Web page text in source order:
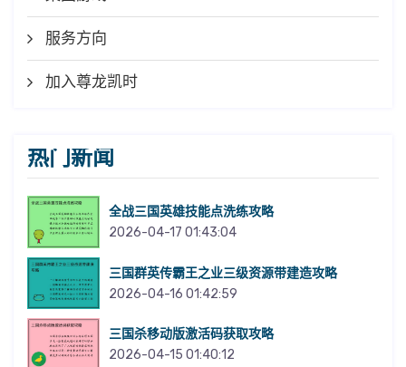
服务方向
加入尊龙凯时
热门新闻
全战三国英雄技能点洗练攻略
2026-04-17 01:43:04
三国群英传霸王之业三级资源带建造攻略
2026-04-16 01:42:59
三国杀移动版激活码获取攻略
2026-04-15 01:40:12